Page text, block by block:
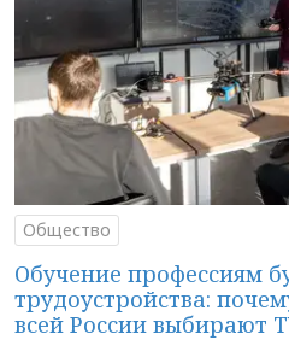
Общество
Обучение профессиям
трудоустройства:
всей России выбирают